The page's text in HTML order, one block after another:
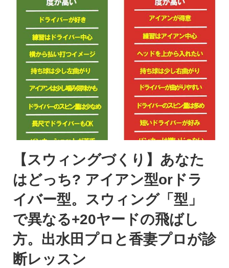
【スウィングづくり】あなた
はどっち? アイアン型orドラ
イバー型。スウィング「型」
で異なる+20ヤードの飛ばし
方。出水田プロと香妻プロが診
断レッスン